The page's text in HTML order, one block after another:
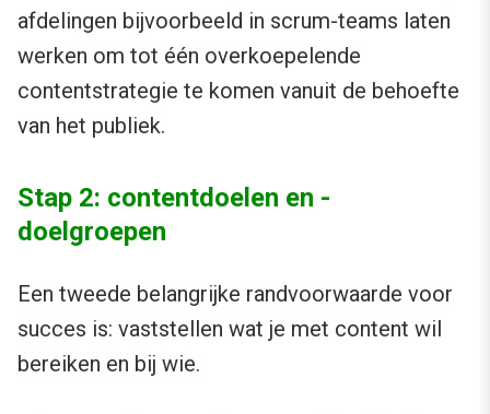
afdelingen bijvoorbeeld in scrum-teams laten
werken om tot één overkoepelende
contentstrategie te komen vanuit de behoefte
van het publiek.
Stap 2: contentdoelen en -
doelgroepen
Een tweede belangrijke randvoorwaarde voor
succes is: vaststellen wat je met content wil
bereiken en bij wie.